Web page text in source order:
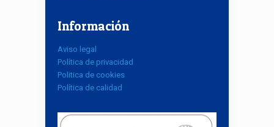
Información
Aviso legal
Política de privacidad
Politica de cookies
Política de calidad